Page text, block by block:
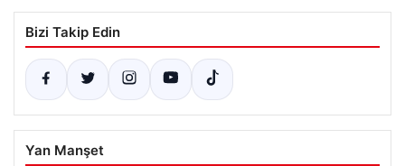
Bizi Takip Edin
Yan Manşet